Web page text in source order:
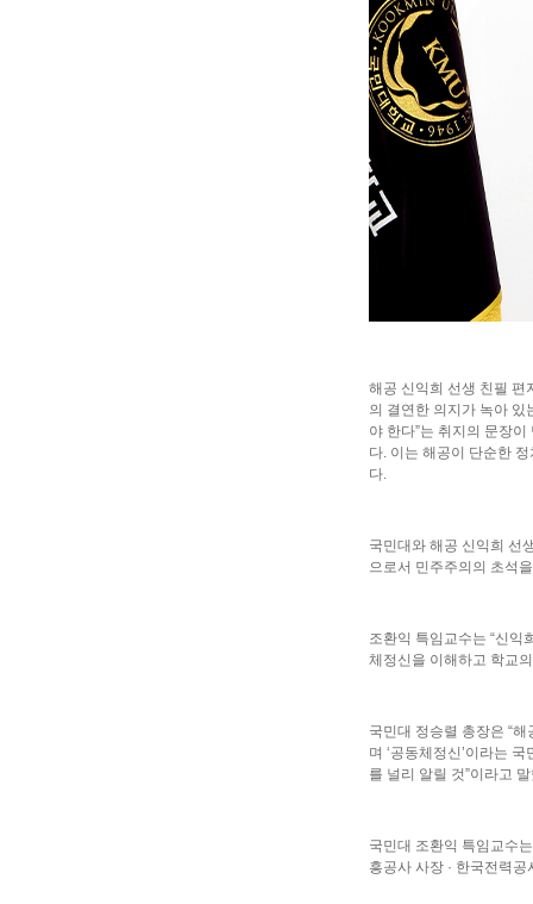
해공 신익희 선생 친필 편
의 결연한 의지가 녹아 있
야 한다”는 취지의 문장
다. 이는 해공이 단순한
다.
국민대와 해공 신익희 선
으로서 민주주의의 초석
조환익 특임교수는 “신익
체정신을 이해하고 학교
국민대 정승렬 총장은 “
며 ‘공동체정신’이라는
를 널리 알릴 것”이라고
국민대 조환익 특임교수
흥공사 사장 · 한국전력